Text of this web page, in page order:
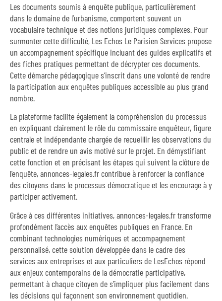
Les documents soumis à enquête publique, particulièrement
dans le domaine de l’urbanisme, comportent souvent un
vocabulaire technique et des notions juridiques complexes. Pour
surmonter cette difficulté, Les Echos Le Parisien Services propose
un accompagnement spécifique incluant des guides explicatifs et
des fiches pratiques permettant de décrypter ces documents.
Cette démarche pédagogique s’inscrit dans une volonté de rendre
la participation aux enquêtes publiques accessible au plus grand
nombre.
La plateforme facilite également la compréhension du processus
en expliquant clairement le rôle du commissaire enquêteur, figure
centrale et indépendante chargée de recueillir les observations du
public et de rendre un avis motivé sur le projet. En démystifiant
cette fonction et en précisant les étapes qui suivent la clôture de
l’enquête, annonces-legales.fr contribue à renforcer la confiance
des citoyens dans le processus démocratique et les encourage à y
participer activement.
Grâce à ces différentes initiatives, annonces-legales.fr transforme
profondément l’accès aux enquêtes publiques en France. En
combinant technologies numériques et accompagnement
personnalisé, cette solution développée dans le cadre des
services aux entreprises et aux particuliers de LesEchos répond
aux enjeux contemporains de la démocratie participative,
permettant à chaque citoyen de s’impliquer plus facilement dans
les décisions qui façonnent son environnement quotidien.